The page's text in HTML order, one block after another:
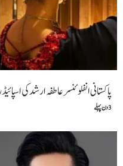
انفلوئنسر عاطفہ ارشد کی اسپائیڈر